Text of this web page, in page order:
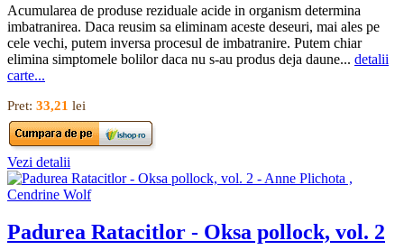
Acumularea de produse reziduale acide in organism determina
imbatranirea. Daca reusim sa eliminam aceste deseuri, mai ales pe
cele vechi, putem inversa procesul de imbatranire. Putem chiar
elimina simptomele bolilor daca nu s-au produs deja daune... detalii
carte...
Pret: 33,21 lei
Vezi detalii
Padurea Ratacitlor - Oksa pollock, vol. 2